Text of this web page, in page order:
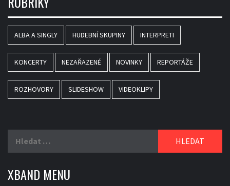
ALBA A SINGLY HUDEBNÍ SKUPINY INTERPRETI
KONCERTY NEZAŘAZENÉ NOVINKY REPORTÁŽE
ROZHOVORY SLIDESHOW VIDEOKLIPY
XBAND MENU